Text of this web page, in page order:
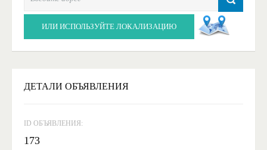
ИЛИ ИСПОЛЬЗУЙТЕ ЛОКАЛИЗАЦИЮ
ДЕТАЛИ ОБЪЯВЛЕНИЯ
ID ОБЪЯВЛЕНИЯ:
173